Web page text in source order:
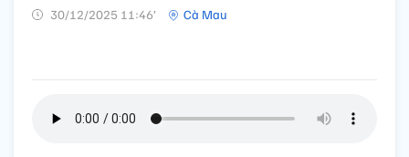
30/12/2025 11:46’ Cà Mau